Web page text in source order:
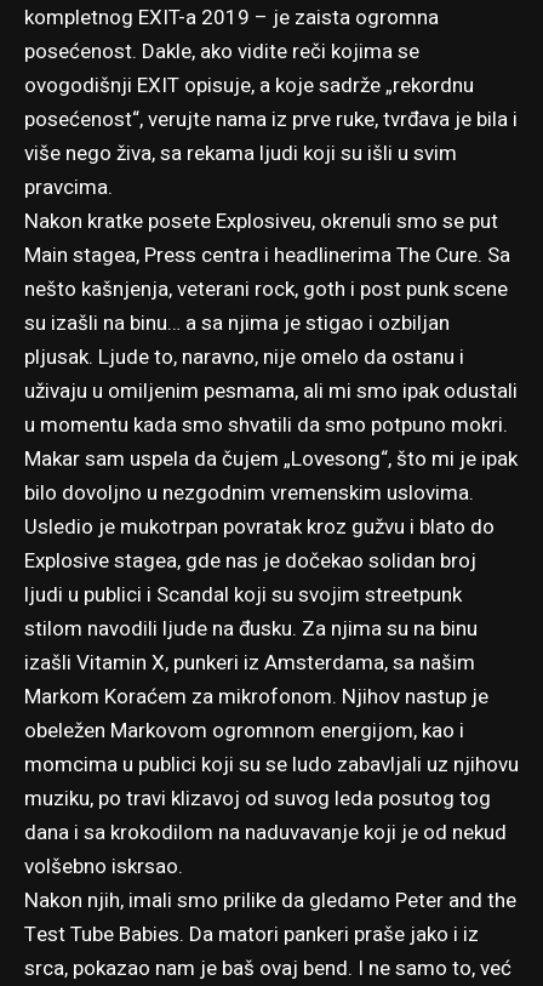
kompletnog EXIT-a 2019 – je zaista ogromna
posećenost. Dakle, ako vidite reči kojima se
ovogodišnji EXIT opisuje, a koje sadrže „rekordnu
posećenost“, verujte nama iz prve ruke, tvrđava je bila i
više nego živa, sa rekama ljudi koji su išli u svim
pravcima.
Nakon kratke posete Explosiveu, okrenuli smo se put
Main stagea, Press centra i headlinerima The Cure. Sa
nešto kašnjenja, veterani rock, goth i post punk scene
su izašli na binu… a sa njima je stigao i ozbiljan
pljusak. Ljude to, naravno, nije omelo da ostanu i
uživaju u omiljenim pesmama, ali mi smo ipak odustali
u momentu kada smo shvatili da smo potpuno mokri.
Makar sam uspela da čujem „Lovesong“, što mi je ipak
bilo dovoljno u nezgodnim vremenskim uslovima.
Usledio je mukotrpan povratak kroz gužvu i blato do
Explosive stagea, gde nas je dočekao solidan broj
ljudi u publici i Scandal koji su svojim streetpunk
stilom navodili ljude na đusku. Za njima su na binu
izašli Vitamin X, punkeri iz Amsterdama, sa našim
Markom Koraćem za mikrofonom. Njihov nastup je
obeležen Markovom ogromnom energijom, kao i
momcima u publici koji su se ludo zabavljali uz njihovu
muziku, po travi klizavoj od suvog leda posutog tog
dana i sa krokodilom na naduvavanje koji je od nekud
volšebno iskrsao.
Nakon njih, imali smo prilike da gledamo Peter and the
Test Tube Babies. Da matori pankeri praše jako i iz
srca, pokazao nam je baš ovaj bend. I ne samo to, već